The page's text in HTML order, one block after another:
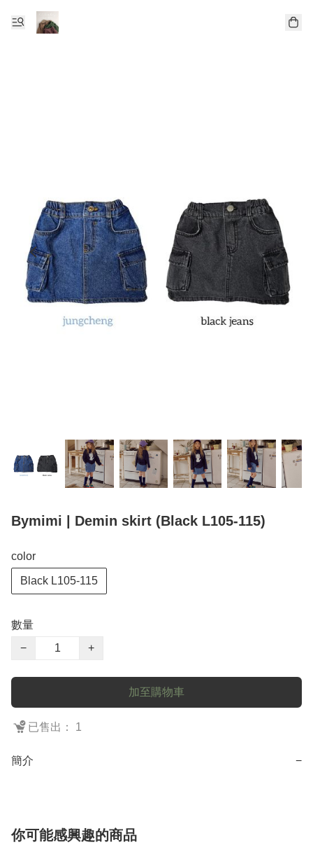
Bymimi | Demin skirt (Black L105-115)
color
Black L105-115
數量
−
+
加至購物車
已售出： 1
簡介 −
你可能感興趣的商品